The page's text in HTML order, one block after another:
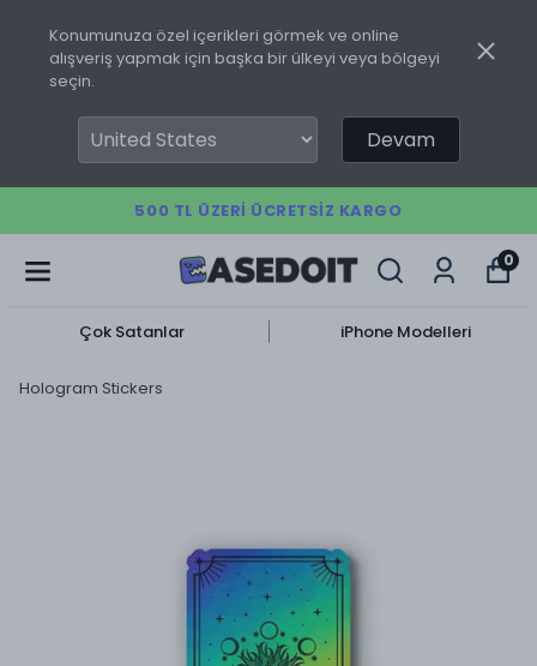
Konumunuza özel içerikleri görmek ve online
alışveriş yapmak için başka bir ülkeyi veya bölgeyi
seçin.
Devam
500 TL ÜZERI ÜCRETSIZ KARGO
0
Çok Satanlar iPhone Modelleri
Hologram Stickers